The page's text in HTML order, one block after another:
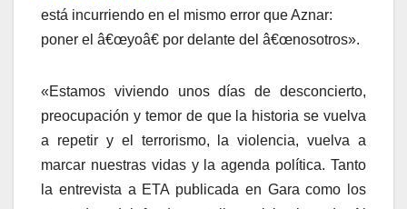
está incurriendo en el mismo error que Aznar:
poner el â€œyoâ€ por delante del â€œnosotros».
«Estamos viviendo unos dí­as de desconcierto,
preocupación y temor de que la historia se vuelva
a repetir y el terrorismo, la violencia, vuelva a
marcar nuestras vidas y la agenda polí­tica. Tanto
la entrevista a ETA publicada en Gara como los